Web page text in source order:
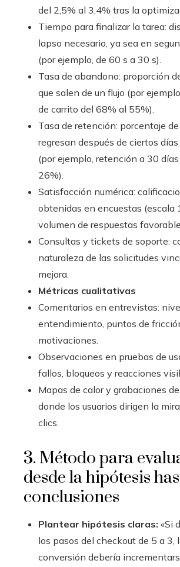
del 2,5% al 3,4% tras la
Tiempo para finalizar la tarea:
lapso necesario, ya sea en
(por ejemplo, de 60 s a 30 s).
Tasa de abandono: proporción
que salen de un flujo (por
de carrito del 68% al 55%).
Tasa de retención: porcentaje de
regresan después de ciertos
(por ejemplo, retención a 30
26%).
Satisfacción numérica:
obtenidas en encuestas (escala
volumen de respuestas
Consultas y tickets de soporte:
naturaleza de las solicitudes
mejora.
Métricas cualitativas
Comentarios en entrevistas:
entendimiento, puntos de
motivaciones.
Observaciones en pruebas de
fallos, bloqueos y reacciones
Mapas de calor y grabaciones
donde los usuarios dirigen la
clics.
3. Método para
desde la hipótesis
conclusiones
Plantear hipótesis claras: «Si
los pasos del checkout de 5 a 3,
conversión debería